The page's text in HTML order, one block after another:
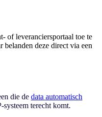
of leveranciersportaal toe te
belanden deze direct via een
die de data automatisch
terecht komt.